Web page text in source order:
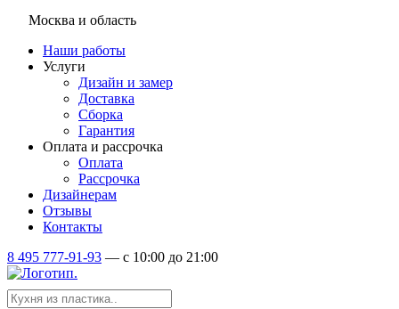
Москва и область
Наши работы
Услуги
Дизайн и замер
Доставка
Сборка
Гарантия
Оплата и рассрочка
Оплата
Рассрочка
Дизайнерам
Отзывы
Контакты
8 495 777-91-93 — c 10:00 до 21:00